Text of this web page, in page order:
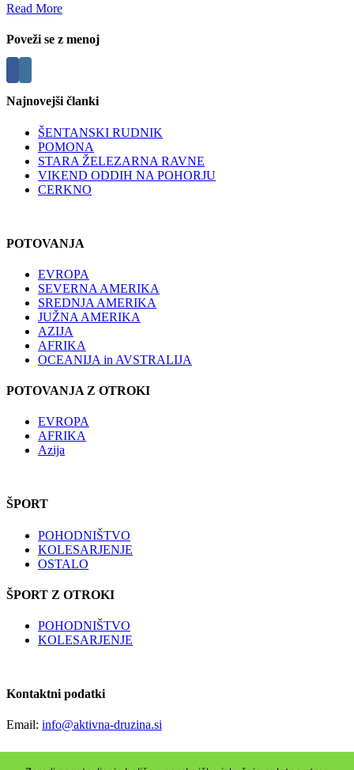
Read More
Poveži se z menoj
Najnovejši članki
ŠENTANSKI RUDNIK
POMONA
STARA ŽELEZARNA RAVNE
VIKEND ODDIH NA POHORJU
CERKNO
POTOVANJA
EVROPA
SEVERNA AMERIKA
SREDNJA AMERIKA
JUŽNA AMERIKA
AZIJA
AFRIKA
OCEANIJA in AVSTRALIJA
POTOVANJA Z OTROKI
EVROPA
AFRIKA
Azija
ŠPORT
POHODNIŠTVO
KOLESARJENJE
OSTALO
ŠPORT Z OTROKI
POHODNIŠTVO
KOLESARJENJE
Kontaktni podatki
Email: info@aktivna-druzina.si